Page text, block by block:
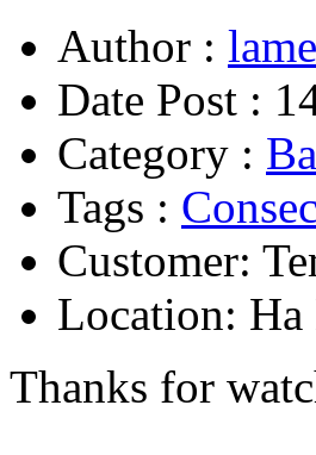
Author :
Date Post :
Category :
Tags :
Customer:
Location:
Thanks for